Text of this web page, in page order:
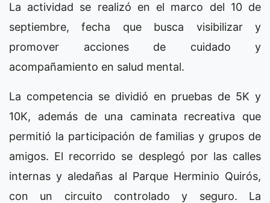
La actividad se realizó en el marco del 10 de
septiembre, fecha que busca visibilizar y
promover acciones de cuidado y
acompañamiento en salud mental.
La competencia se dividió en pruebas de 5K y
10K, además de una caminata recreativa que
permitió la participación de familias y grupos de
amigos. El recorrido se desplegó por las calles
internas y aledañas al Parque Herminio Quirós,
con un circuito controlado y seguro. La